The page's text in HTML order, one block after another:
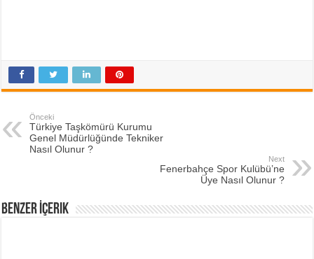
Önceki
Türkiye Taşkömürü Kurumu
Genel Müdürlüğünde Tekniker
Nasıl Olunur ?
Next
Fenerbahçe Spor Kulübü’ne
Üye Nasıl Olunur ?
Benzer İçerik